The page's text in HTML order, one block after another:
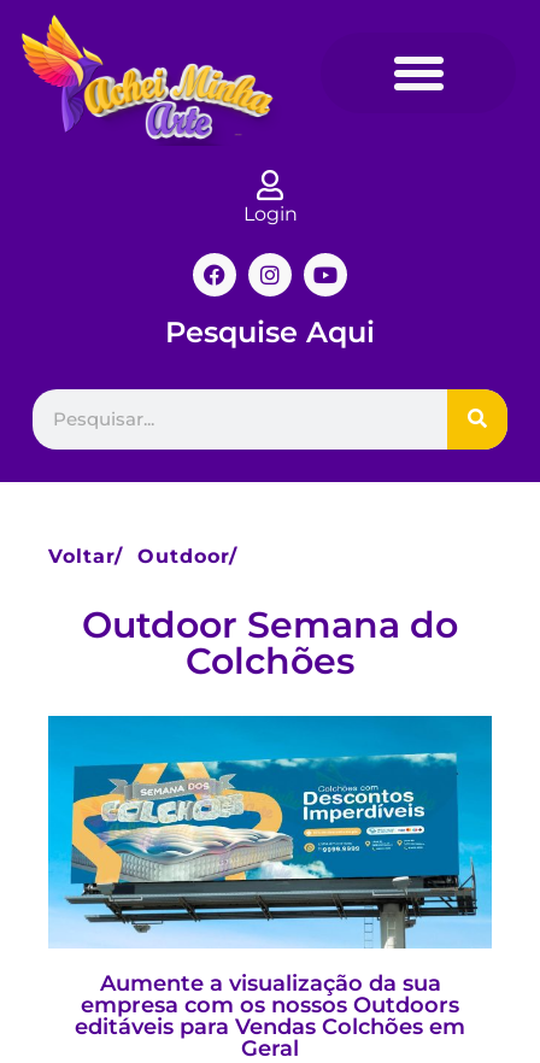
Login
Pesquise Aqui
Voltar/ Outdoor/
Outdoor Semana do
Colchões
Aumente a visualização da sua
empresa com os nossos Outdoors
editáveis para Vendas Colchões em
Geral